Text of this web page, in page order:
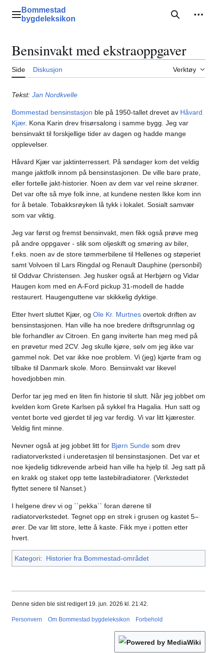
innholdHovedmeny
Bommestad
bygdeleksikon
Søk
Bensinvakt med ekstraoppgaver
Side Diskusjon Verktøy
Tekst: Jan Nordkvelle
Bommestad bensinstasjon ble på 1950-tallet drevet av Håvard
Kjær. Kona Karin drev frisørsalong i samme bygg. Jeg var
bensinvakt til forskjellige tider av dagen og hadde mange
opplevelser.
Håvard Kjær var jaktinterressert. På søndager kom det veldig
mange jaktfolk innom på bensinstasjonen. De ville bare prate,
eller fortelle jakt-historier. Noen av dem var vel reine skrøner.
Det var ofte så mye folk inne, at kundene nesten Ikke kom inn
for å betale. Tobakksrøyken lå tykk i lokalet. Sosialt samvær
som var viktig.
Jeg var først og fremst bensinvakt, men fikk også prøve meg
på andre oppgaver - slik som oljeskift og smøring av biler,
f.eks. noen av de store tømmerbilene til Hellenes og støperiet
samt Volvoen til Lars Ringdal og Renault Dauphine (personbil)
til Oddvar Christensen. Jeg husker også at Herbjørn og Vidar
Haugen kom med en A-Ford pickup 31-modell de hadde
restaurert. Haugenguttene var skikkelig dyktige.
Etter hvert sluttet Kjær, og Ole Kr. Murtnes overtok driften av
bensinstasjonen. Han ville ha noe bredere driftsgrunnlag og
ble forhandler av Citroen. En gang inviterte han meg med på
en prøvetur med 2CV. Jeg skulle kjøre, selv om jeg ikke var
gammel nok. Det var ikke noe problem. Vi (jeg) kjørte fram og
tilbake til Danmark skole. Moro. Bensinvakt var likevel
hovedjobben min.
Derfor tar jeg med en liten fin historie til slutt. Når jeg jobbet om
kvelden kom Grete Karlsen på sykkel fra Hagalia. Hun satt og
ventet borte ved gjerdet til jeg var ferdig. Vi var litt kjærester.
Veldig fint minne.
Nevner også at jeg jobbet litt for Bjørn Sunde som drev
radiatorverksted i underetasjen til bensinstasjonen. Det var et
noe kjedelig tidkrevende arbeid han ville ha hjelp til. Jeg satt på
en krakk og staket opp tette lastebilradiatorer. (Verkstedet
flyttet senere til Nanset.)
I helgene drev vi og ``pekka`` foran dørene til
radiatorverkstedet. Tegnet opp en strek i grusen og kastet 5–
ører. De var litt store, lette å kaste. Fikk mye i potten etter
hvert.
Kategori: Historier fra Bommestad-området
Denne siden ble sist redigert 19. jun. 2026 kl. 21:42.
Personvern Om Bommestad bygdeleksikon Forbehold